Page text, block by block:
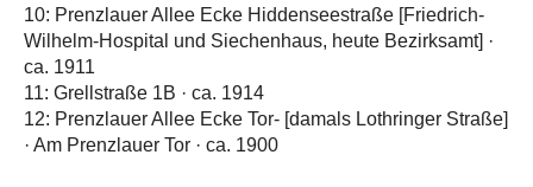
10: Prenzlauer Allee Ecke Hiddenseestraße [Friedrich-
Wilhelm-Hospital und Siechenhaus, heute Bezirksamt] ·
ca. 1911
11: Grellstraße 1B · ca. 1914
12: Prenzlauer Allee Ecke Tor- [damals Lothringer Straße]
· Am Prenzlauer Tor · ca. 1900